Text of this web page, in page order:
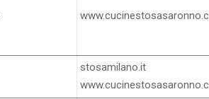
stosamilano.it